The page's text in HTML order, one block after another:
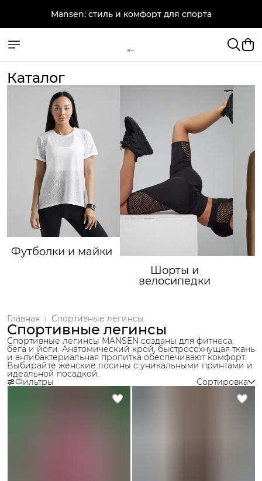
Mansen: стиль и комфорт для спорта
Каталог
Футболки и майки
Шорты и
велосипедки
Спортивные легинсы
Главная ›
Спортивные легинсы
Спортивные легинсы MANSEN созданы для фитнеса,
бега и йоги. Анатомический крой, быстросохнущая ткань
и антибактериальная пропитка обеспечивают комфорт.
Выбирайте женские лосины с уникальными принтами и
идеальной посадкой.
Фильтры Сортировка